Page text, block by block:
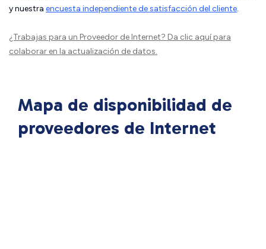
y nuestra encuesta independiente de satisfacción del cliente.
¿Trabajas para un Proveedor de Internet? Da clic aquípara
colaborar en la actualización de datos.
Mapa de disponibilidad de
proveedores de Internet